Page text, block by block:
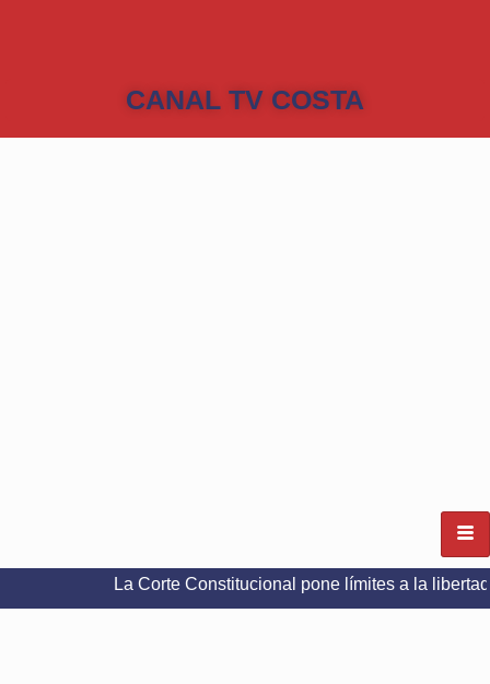
CANAL TV COSTA
La Corte Constitucional pone límites a la libertad de